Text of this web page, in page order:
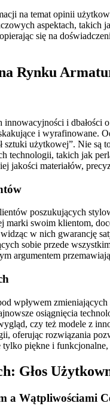
na temat opinii
aspektach, takich
się na
Rynku
i
i wyrafinowane.
użytkowej”. Nie
technologii, takich jak
jakości materiałów,
poszukujących
swoim klientom,
w nich gwarancję
sobie przede
argumentem
wpływem
osiągnięcia
czy też modele z
oferując rozwiązania
piękne i funkcjonalne,
Głos
a Wątpliwościami